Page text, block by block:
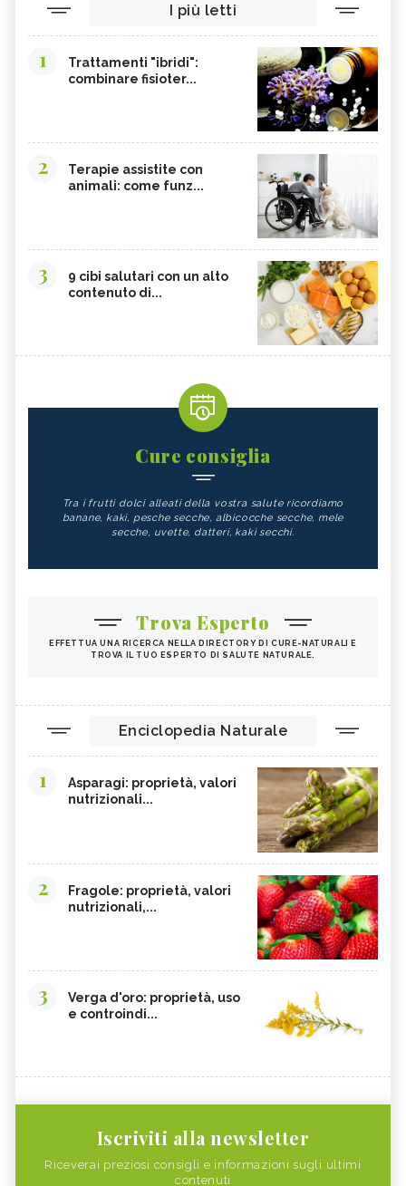
I più letti
1
Trattamenti "ibridi":
combinare fisioter...
2
Terapie assistite con
animali: come funz...
3
9 cibi salutari con un alto
contenuto di...
Cure consiglia
Tra i frutti dolci alleati della vostra salute ricordiamo
banane, kaki, pesche secche, albicocche secche, mele
secche, uvette, datteri, kaki secchi.
Trova Esperto
EFFETTUA UNA RICERCA NELLA DIRECTORY DI CURE-NATURALI E
TROVA IL TUO ESPERTO DI SALUTE NATURALE.
Enciclopedia Naturale
1
Asparagi: proprietà, valori
nutrizionali...
2
Fragole: proprietà, valori
nutrizionali,...
3
Verga d'oro: proprietà, uso
e controindi...
Iscriviti alla newsletter
Riceverai preziosi consigli e informazioni sugli ultimi
contenuti